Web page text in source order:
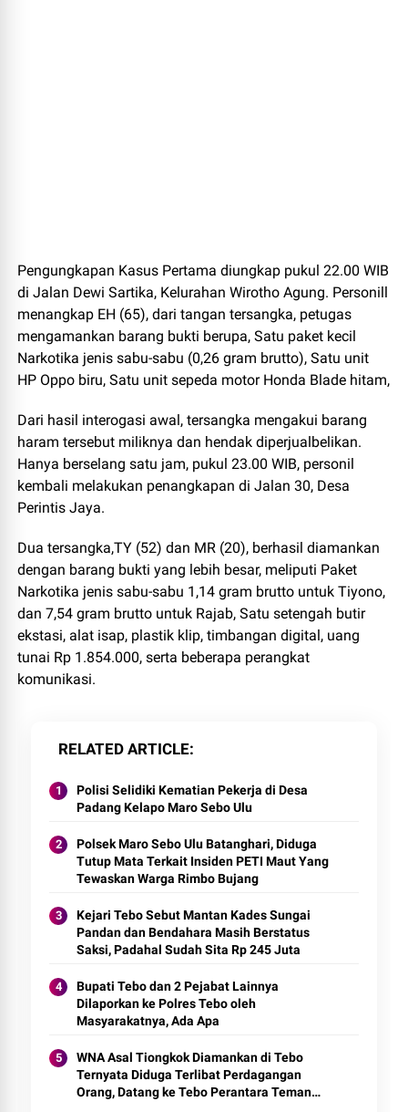
Pengungkapan Kasus Pertama diungkap pukul 22.00 WIB
di Jalan Dewi Sartika, Kelurahan Wirotho Agung. Personill
menangkap EH (65), dari tangan tersangka, petugas
mengamankan barang bukti berupa, Satu paket kecil
Narkotika jenis sabu-sabu (0,26 gram brutto), Satu unit
HP Oppo biru, Satu unit sepeda motor Honda Blade hitam,
Dari hasil interogasi awal, tersangka mengakui barang
haram tersebut miliknya dan hendak diperjualbelikan.
Hanya berselang satu jam, pukul 23.00 WIB, personil
kembali melakukan penangkapan di Jalan 30, Desa
Perintis Jaya.
Dua tersangka,TY (52) dan MR (20), berhasil diamankan
dengan barang bukti yang lebih besar, meliputi Paket
Narkotika jenis sabu-sabu 1,14 gram brutto untuk Tiyono,
dan 7,54 gram brutto untuk Rajab, Satu setengah butir
ekstasi, alat isap, plastik klip, timbangan digital, uang
tunai Rp 1.854.000, serta beberapa perangkat
komunikasi.
RELATED ARTICLE
Polisi Selidiki Kematian Pekerja di Desa
Padang Kelapo Maro Sebo Ulu
Polsek Maro Sebo Ulu Batanghari, Diduga
Tutup Mata Terkait Insiden PETI Maut Yang
Tewaskan Warga Rimbo Bujang
Kejari Tebo Sebut Mantan Kades Sungai
Pandan dan Bendahara Masih Berstatus
Saksi, Padahal Sudah Sita Rp 245 Juta
Bupati Tebo dan 2 Pejabat Lainnya
Dilaporkan ke Polres Tebo oleh
Masyarakatnya, Ada Apa
WNA Asal Tiongkok Diamankan di Tebo
Ternyata Diduga Terlibat Perdagangan
Orang, Datang ke Tebo Perantara Teman